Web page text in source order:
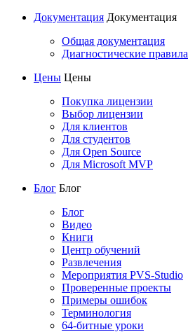
Документация Документация
Общая документация
Диагностические правила
Цены Цены
Покупка лицензии
Выбор лицензии
Для клиентов
Для студентов
Для Open Source
Для Microsoft MVP
Блог Блог
Блог
Видео
Книги
Центр обучений
Развлечения
Мероприятия PVS-Studio
Проверенные проекты
Примеры ошибок
Терминология
64-битные уроки